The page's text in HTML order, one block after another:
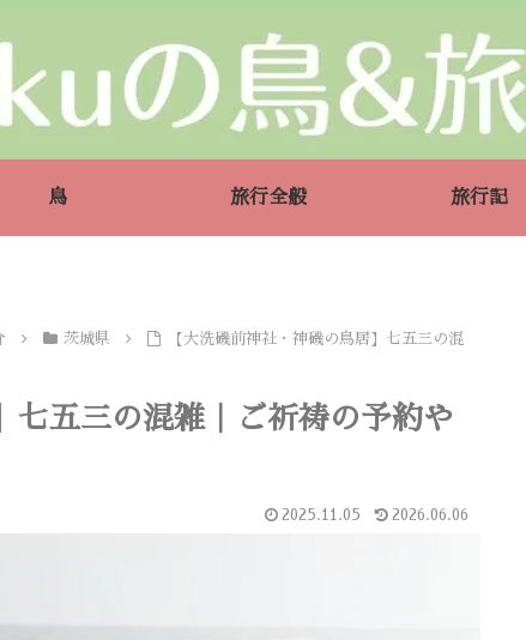
鳥 旅行全般 旅行記
茨城県 【大洗磯前神社・神磯の鳥居】七五三の混
七五三の混雑｜ご祈祷の予約や
2025.11.05 2026.06.06